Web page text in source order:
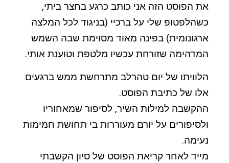
את הפוסט הזה אני כותב כרגע בחצר ביתי,
כשהלפטופ שלי על ברכיי (בניגוד לכל המלצה
ארגונומית) בפינה מאוד מסוימת שבה השמש
המדהימה שזורחת עכשיו מלטפת וטוענת אותי.
הלוויתו של יום טהרלב מתרחשת ממש ברגעים
אלו של כתיבת הפוסט.
ההקשבה למילות השיר, לסיפור שמאחוריו
ולסיפורים על יורם מעוררות בי תחושת חמימות
נעימה.
מייד לאחר קריאת הפוסט של סיון הקשבתי